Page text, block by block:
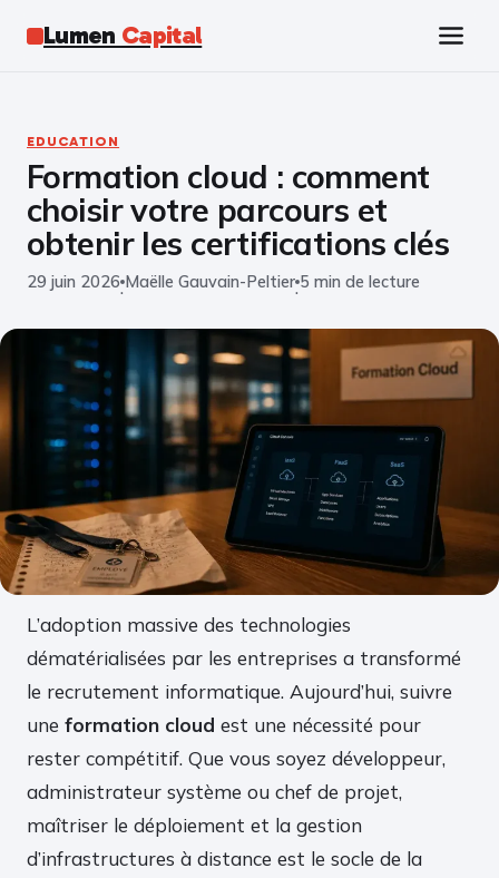
Lumen Capital
Business
Finance
Marketing
Éducation
Emploi
EDUCATION
Formation cloud : comment
choisir votre parcours et
obtenir les certifications clés
29 juin 2026
·
Maëlle Gauvain-Peltier
·
5 min de lecture
L’adoption massive des technologies
dématérialisées par les entreprises a transformé
le recrutement informatique. Aujourd’hui, suivre
une formation cloud est une nécessité pour
rester compétitif. Que vous soyez développeur,
administrateur système ou chef de projet,
maîtriser le déploiement et la gestion
d’infrastructures à distance est le socle de la